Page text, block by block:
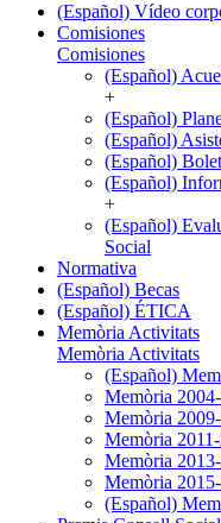
(Español) Vídeo
Comisiones
Comisiones
(Español)
+
(Español)
(Español)
(Español)
(Español)
+
(Español)
Social
Normativa
(Español) Becas
(Español) ÉTICA
Memòria Activitats
Memòria Activitats
(Español)
Memòria
Memòria
Memòria
Memòria
Memòria
(Español)